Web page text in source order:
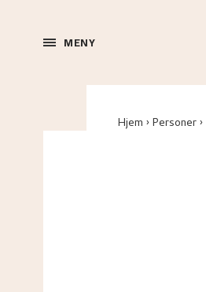
MENY
Hjem Personer